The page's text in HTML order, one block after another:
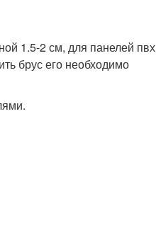
1.5-2 см, для панелей пвх
брус его необходимо